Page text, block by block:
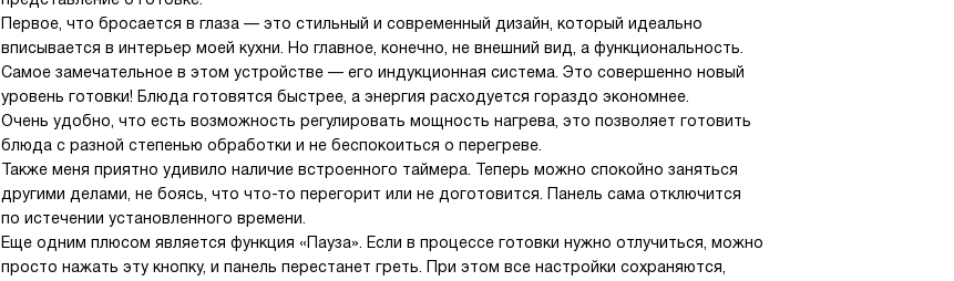
Первое, что бросается в глаза — это стильный и современный дизайн, который идеально
вписывается в интерьер моей кухни. Но главное, конечно, не внешний вид, а функциональность.
Самое замечательное в этом устройстве — его индукционная система. Это совершенно новый
уровень готовки! Блюда готовятся быстрее, а энергия расходуется гораздо экономнее.
Очень удобно, что есть возможность регулировать мощность нагрева, это позволяет готовить
блюда с разной степенью обработки и не беспокоиться о перегреве.
Также меня приятно удивило наличие встроенного таймера. Теперь можно спокойно заняться
другими делами, не боясь, что что-то перегорит или не доготовится. Панель сама отключится
по истечении установленного времени.
Еще одним плюсом является функция «Пауза». Если в процессе готовки нужно отлучиться, можно
просто нажать эту кнопку, и панель перестанет греть. При этом все настройки сохраняются,